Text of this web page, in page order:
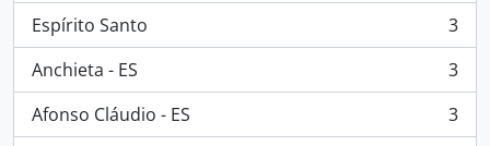
Espírito Santo
, 3 resultados
3
Anchieta - ES
, 3 resultados
3
Afonso Cláudio - ES
, 3 resultados
3